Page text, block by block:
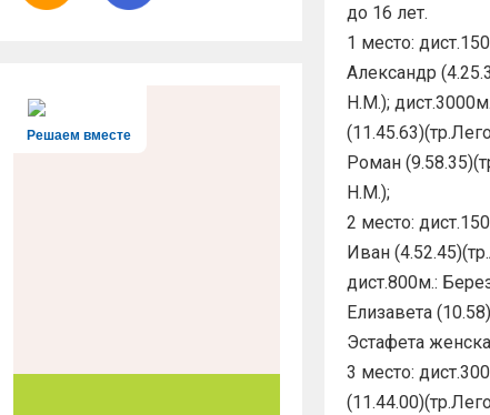
Решаем вместе
до 16 лет.
1 место:
Александр
Н.М.);
Роман
Н.М.);
2 место:
Иван
дист.800м.:
Елизавета
Эстафета
3 место: